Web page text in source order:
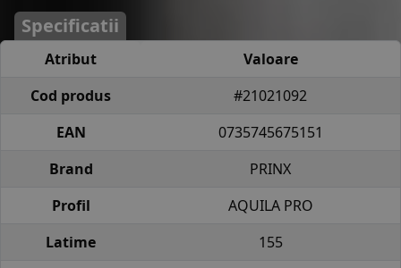
Specificatii
Atribut
Valoare
Cod produs
#21021092
EAN
0735745675151
Brand
PRINX
Profil
AQUILA PRO
Latime
155